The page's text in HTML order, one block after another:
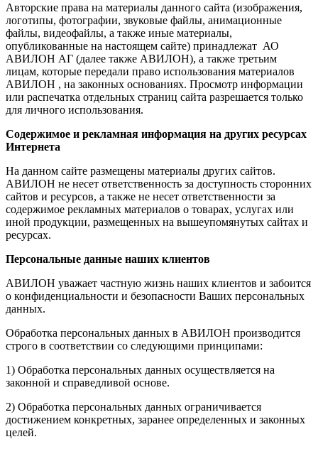
Авторские права на материалы данного сайта (изображения,
логотипы, фотографии, звуковые файлы, анимационные
файлы, видеофайлы, а также иные материалы,
опубликованные на настоящем сайте) принадлежат АО
АВИЛОН АГ (далее также АВИЛОН), а также третьим
лицам, которые передали право использования материалов
АВИЛОН , на законных основаниях. Просмотр информации
или распечатка отдельных страниц сайта разрешается только
для личного использования.
Содержимое и рекламная информация на других ресурсах
Интернета
На данном сайте размещены материалы других сайтов.
АВИЛОН не несет ответственность за доступность сторонних
сайтов и ресурсов, а также не несет ответственности за
содержимое рекламных материалов о товарах, услугах или
иной продукции, размещенных на вышеупомянутых сайтах и
ресурсах.
Персональные данные наших клиентов
АВИЛОН уважает частную жизнь наших клиентов и забоится
о конфиденциальности и безопасности Ваших персональных
данных.
Обработка персональных данных в АВИЛОН производится
строго в соответствии со следующими принципами:
1) Обработка персональных данных осуществляется на
законной и справедливой основе.
2) Обработка персональных данных ограничивается
достижением конкретных, заранее определенных и законных
целей.